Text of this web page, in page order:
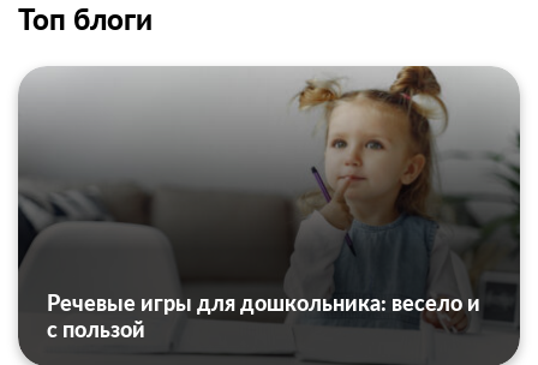
Топ блоги
Речевые игры для дошкольника: весело и
с пользой